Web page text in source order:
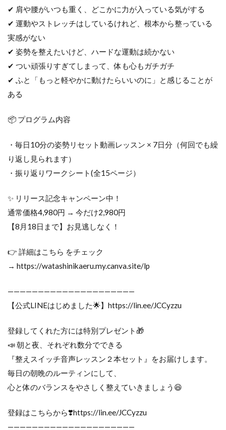
✔ 肩や腰がいつも重く、どこかに力が入っている気がする
✔ 運動やストレッチはしているけれど、根本から整っている
実感がない
✔ 姿勢を整えたいけど、ハードな運動は続かない
✔ つい頑張りすぎてしまって、体も心もガチガチ
✔ ふと「もっと軽やかに動けたらいいのに」と感じることが
ある
📦 プログラム内容
・毎日10分の姿勢リセット動画レッスン × 7日分（何回でも繰
り返し見られます）
・振り返りワークシート(全15ページ）
✨ リリース記念キャンペーン中！
通常価格4,980円 → 今だけ2,980円
【8月18日まで】お見逃しなく！
👉 詳細はこちら をチェック
→ https://watashinikaeru.my.canva.site/lp
—————————————————————
【公式LINEはじめました🌟】https://lin.ee/JCCyzzu
登録してくれた方には特別プレゼント🎁
📣 朝と夜、それぞれ数分でできる
『整えスイッチ音声レッスン２本セット』をお届けします。
毎日の朝晩のルーティンにして、
心と体のバランスをやさしく整えていきましょう😆
登録はこちらから❣️https://lin.ee/JCCyzzu
—————————————————————